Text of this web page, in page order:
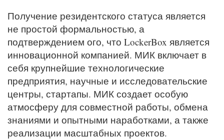
Получение резидентского статуса является
не простой формальностью, а
подтверждением ого, что LockerBox является
инновационной компанией. МИК включает в
себя крупнейшие технологические
предприятия, научные и исследовательские
центры, стартапы. МИК создает особую
атмосферу для совместной работы, обмена
знаниями и опытными наработками, а также
реализации масштабных проектов.